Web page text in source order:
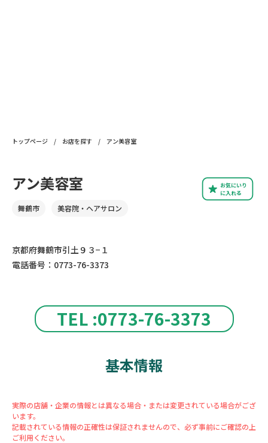
トップページ / お店を探す / アン美容室
TEL :0773-76-3373
お気にいり
に入れる
アン美容室
舞鶴市 美容院・ヘアサロン
京都府舞鶴市引土９３−１
電話番号：0773-76-3373
基本情報
実際の店舗・企業の情報とは異なる場合・または変更されている場合がござ
います。
記載されている情報の正確性は保証されませんので、必ず事前にご確認の上
ご利用ください。